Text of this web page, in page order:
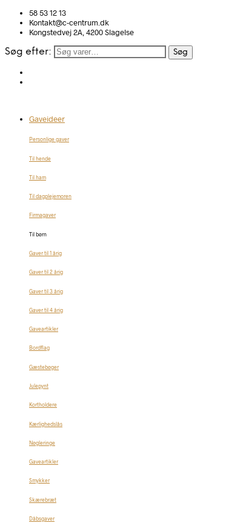
58 53 12 13
Kontakt@c-centrum.dk
Kongstedvej 2A, 4200 Slagelse
Søg efter: Søg
Gaveideer
Personlige gaver
Til hende
Til ham
Til dagplejemoren
Firmagaver
Til børn
Gaver til 1 årig
Gaver til 2 årig
Gaver til 3 årig
Gaver til 4 årig
Gaveartikler
Bordflag
Gæstebøger
Julepynt
Kortholdere
Kærlighedslås
Nøgleringe
Gaveartikler
Smykker
Skærebræt
Dåbsgaver